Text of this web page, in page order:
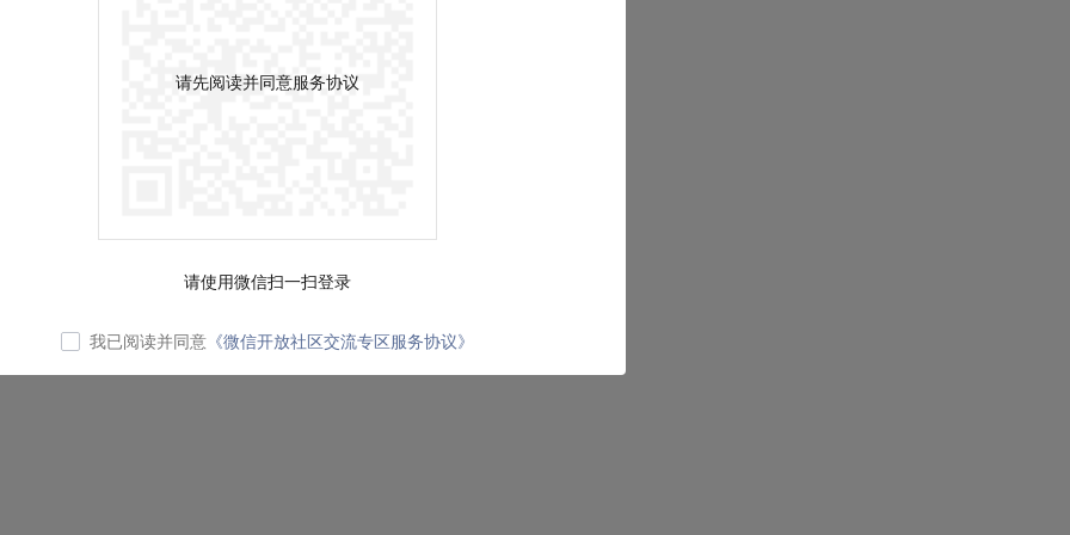
请先阅读并同意服务协议
请使用微信扫一扫登录
我已阅读并同意 《微信开放社区交流专区服务协议》